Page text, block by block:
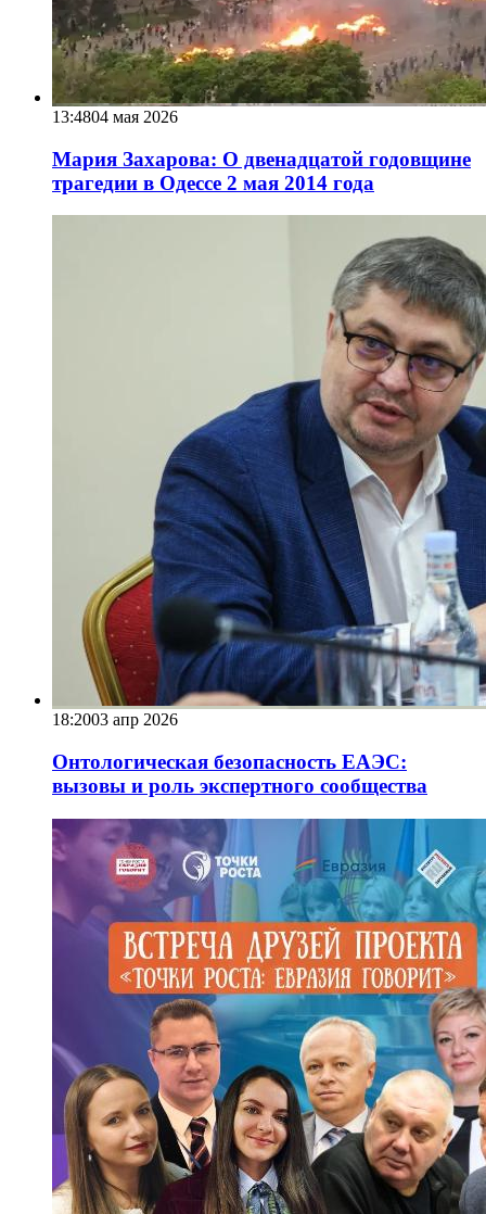
13:4804 мая 2026
Мария Захарова: О двенадцатой годовщине
трагедии в Одессе 2 мая 2014 года
18:2003 апр 2026
Онтологическая безопасность ЕАЭС:
вызовы и роль экспертного сообщества